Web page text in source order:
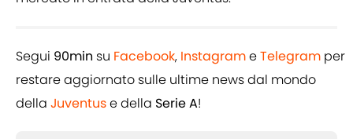
Segui 90min su Facebook, InstagrameTelegram per
restare aggiornato sulle ultime news dal mondo
della Juventuse della Serie A!